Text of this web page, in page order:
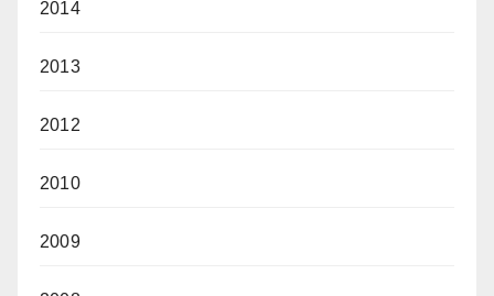
2014
2013
2012
2010
2009